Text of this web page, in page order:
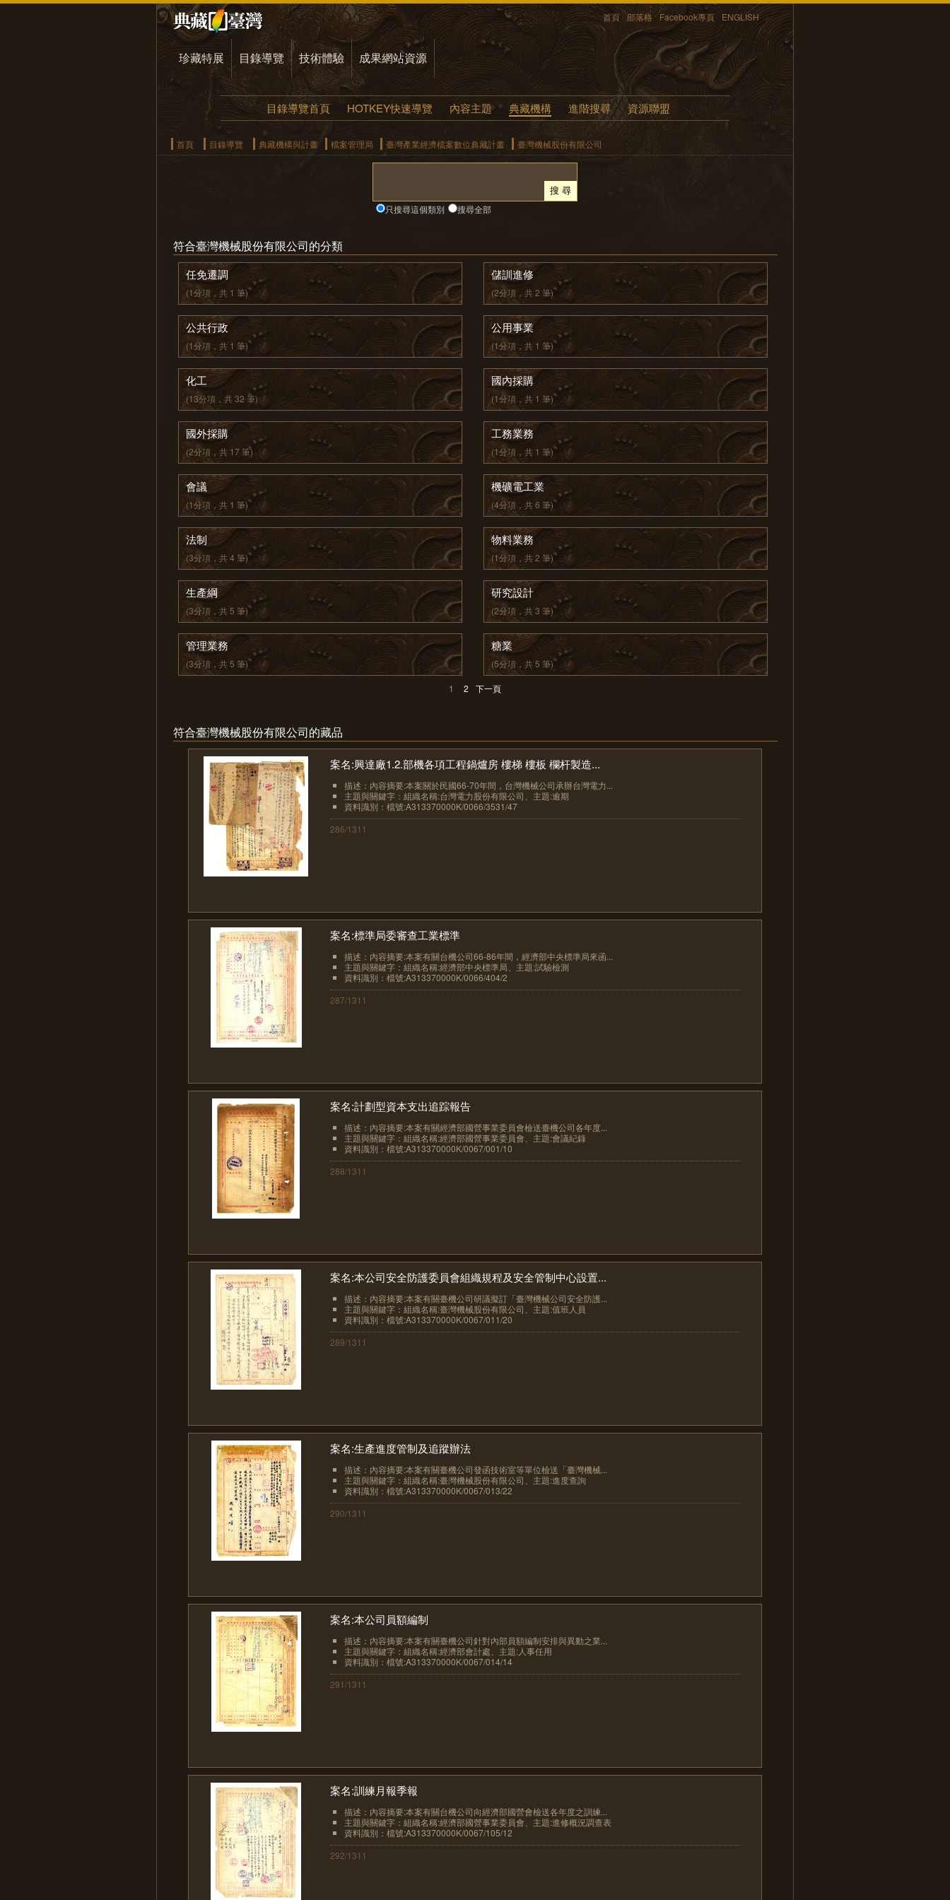
首頁 部落格 Facebook專頁 ENGLISH
珍藏特展 目錄導覽 技術體驗 成果網站資源
目錄導覽首頁 HOTKEY快速導覽 內容主題 典藏機構 進階搜尋 資源聯盟
首頁 目錄導覽 典藏機構與計畫 檔案管理局 臺灣產業經濟檔案數位典藏計畫 臺灣機械股份有限公司
只搜尋這個類別 搜尋全部
符合臺灣機械股份有限公司的分類
任免遷調
(1分項，共 1 筆)
儲訓進修
(2分項，共 2 筆)
公共行政
(1分項，共 1 筆)
公用事業
(1分項，共 1 筆)
化工
(13分項，共 32 筆)
國內採購
(1分項，共 1 筆)
國外採購
(2分項，共 17 筆)
工務業務
(1分項，共 1 筆)
會議
(1分項，共 1 筆)
機礦電工業
(4分項，共 6 筆)
法制
(3分項，共 4 筆)
物料業務
(1分項，共 2 筆)
生產綱
(3分項，共 5 筆)
研究設計
(2分項，共 3 筆)
管理業務
(3分項，共 5 筆)
糖業
(5分項，共 5 筆)
1 2 下一頁
符合臺灣機械股份有限公司的藏品
案名:興達廠1.2.部機各項工程鍋爐房 樓梯 樓板 欄杆製造...
描述：內容摘要:本案關於民國66-70年間，台灣機械公司承辦台灣電力...
主題與關鍵字：組織名稱:台灣電力股份有限公司、主題:逾期
資料識別：檔號:A313370000K/0066/3531/47
286/1311
案名:標準局委審查工業標準
描述：內容摘要:本案有關台機公司66-86年間，經濟部中央標準局來函...
主題與關鍵字：組織名稱:經濟部中央標準局、主題:試驗檢測
資料識別：檔號:A313370000K/0066/404/2
287/1311
案名:計劃型資本支出追踪報告
描述：內容摘要:本案有關經濟部國營事業委員會檢送臺機公司各年度...
主題與關鍵字：組織名稱:經濟部國營事業委員會、主題:會議紀錄
資料識別：檔號:A313370000K/0067/001/10
288/1311
案名:本公司安全防護委員會組織規程及安全管制中心設置...
描述：內容摘要:本案有關臺機公司研議擬訂「臺灣機械公司安全防護...
主題與關鍵字：組織名稱:臺灣機械股份有限公司、主題:值班人員
資料識別：檔號:A313370000K/0067/011/20
289/1311
案名:生產進度管制及追蹤辦法
描述：內容摘要:本案有關臺機公司發函技術室等單位檢送「臺灣機械...
主題與關鍵字：組織名稱:臺灣機械股份有限公司、主題:進度查詢
資料識別：檔號:A313370000K/0067/013/22
290/1311
案名:本公司員額編制
描述：內容摘要:本案有關臺機公司針對內部員額編制安排與異動之業...
主題與關鍵字：組織名稱:經濟部會計處、主題:人事任用
資料識別：檔號:A313370000K/0067/014/14
291/1311
案名:訓練月報季報
描述：內容摘要:本案有關台機公司向經濟部國營會檢送各年度之訓練...
主題與關鍵字：組織名稱:經濟部國營事業委員會、主題:進修概況調查表
資料識別：檔號:A313370000K/0067/105/12
292/1311